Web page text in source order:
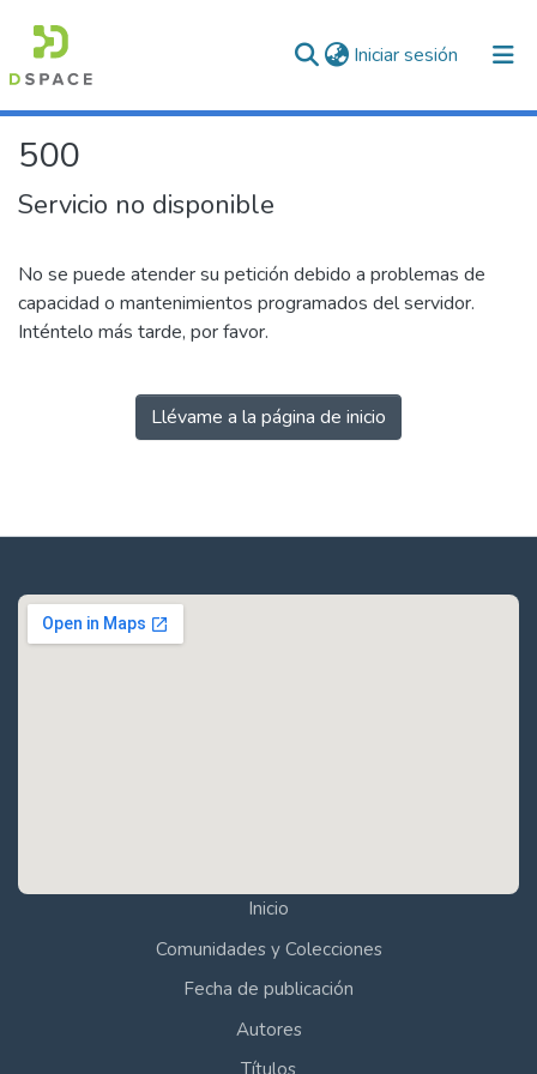
Iniciar sesión (current)
500
Servicio no disponible
No se puede atender su petición debido a problemas de
capacidad o mantenimientos programados del servidor.
Inténtelo más tarde, por favor.
Llévame a la página de inicio
Inicio
Comunidades y Colecciones
Fecha de publicación
Autores